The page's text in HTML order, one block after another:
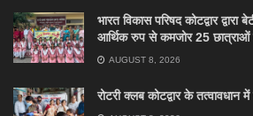
भारत विकास परिषद कोटद्वार
आर्थिक रुप से कमजोर 25 छात्राओं
AUGUST 8, 2026
रोटरी क्लब कोटद्वार के